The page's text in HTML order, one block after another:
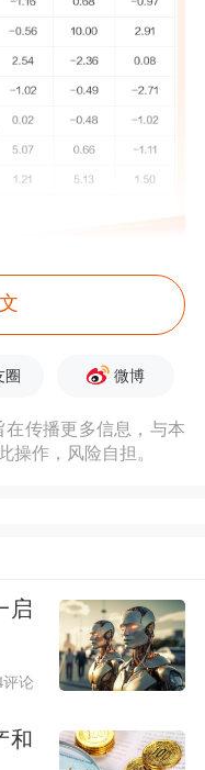
4月30日
接待通
明会的投资者
经理、总工程
复：
提出的问题进
行业及公司目
的宏观环境和
未来前景? 今
圈 微博
传播更多信息，与本
操作，风险自担。
启
评论
和